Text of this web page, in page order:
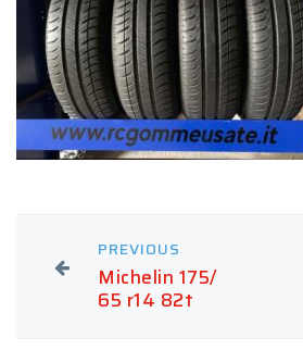
PREVIOUS
Michelin 175/
65 r14 82t